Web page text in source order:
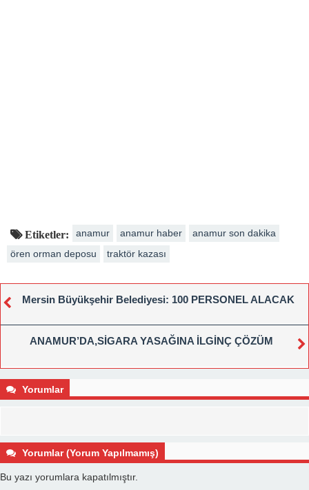
Etiketler: anamur anamur haber
anamur son dakika
ören orman deposu
traktör kazası
Mersin Büyükşehir Belediyesi: 100 PERSONEL ALACAK
ANAMUR’DA,SİGARA YASAĞINA İLGİNÇ ÇÖZÜM
Yorumlar
Yorumlar (Yorum Yapılmamış)
Bu yazı yorumlara kapatılmıştır.